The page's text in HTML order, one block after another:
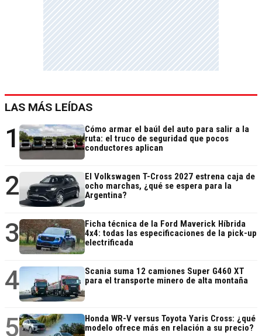
LAS MÁS LEÍDAS
1
Cómo armar el baúl del auto para salir a la
ruta: el truco de seguridad que pocos
conductores aplican
2
El Volkswagen T-Cross 2027 estrena caja de
ocho marchas, ¿qué se espera para la
Argentina?
3
Ficha técnica de la Ford Maverick Híbrida
4x4: todas las especificaciones de la pick-up
electrificada
4
Scania suma 12 camiones Super G460 XT
para el transporte minero de alta montaña
5
Honda WR-V versus Toyota Yaris Cross: ¿qué
modelo ofrece más en relación a su precio?